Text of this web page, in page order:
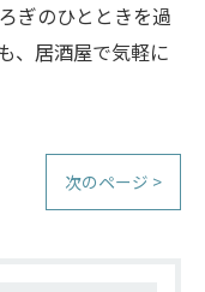
ぎのひとときを過
、居酒屋で気軽に
次のページ >